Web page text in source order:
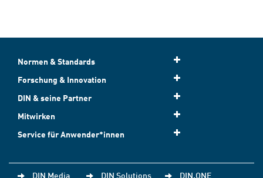
Normen & Standards
Forschung & Innovation
DIN & seine Partner
Mitwirken
Service für Anwender*innen
DIN Media DIN Solutions DIN.ONE